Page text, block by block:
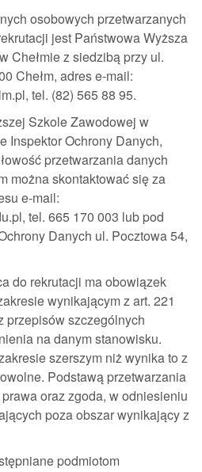
osobowych przetwarzanych
jest Państwowa Wyższa
Chełmie z siedzibą przy ul.
Chełm, adres e-mail:
tel. (82) 565 88 95.
Szkole Zawodowej w
Inspektor Ochrony Danych,
przetwarzania danych
można skontaktować się za
e-mail:
tel. 665 170 003 lub pod
Danych ul. Pocztowa 54,
do rekrutacji ma obowiązek
wynikającym z art. 221
przepisów szczególnych
na danym stanowisku.
szerszym niż wynika to z
Podstawą przetwarzania
oraz zgoda, w odniesieniu
poza obszar wynikający z
podmiotom